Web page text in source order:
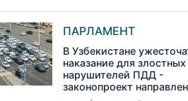
ПАРЛАМЕНТ
В Узбекистане
наказание для злостных
нарушителей ПДД -
законопроект